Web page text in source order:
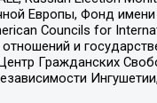
Европы, Фонд
Councils for
и
Гражданских